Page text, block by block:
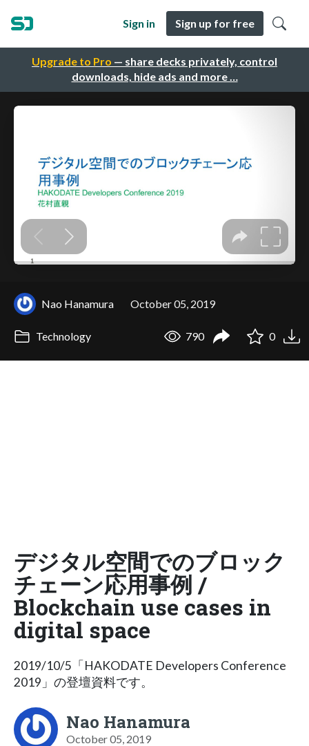
Upgrade to Pro — share decks privately, control
downloads, hide ads and more …
Sign in Sign up for free
Nao Hanamura October 05, 2019
Technology 790 0
デジタル空間でのブロック
チェーン応用事例 /
Blockchain use cases in
digital space
2019/10/5「HAKODATE Developers Conference
2019」の登壇資料です。
Nao Hanamura
October 05, 2019